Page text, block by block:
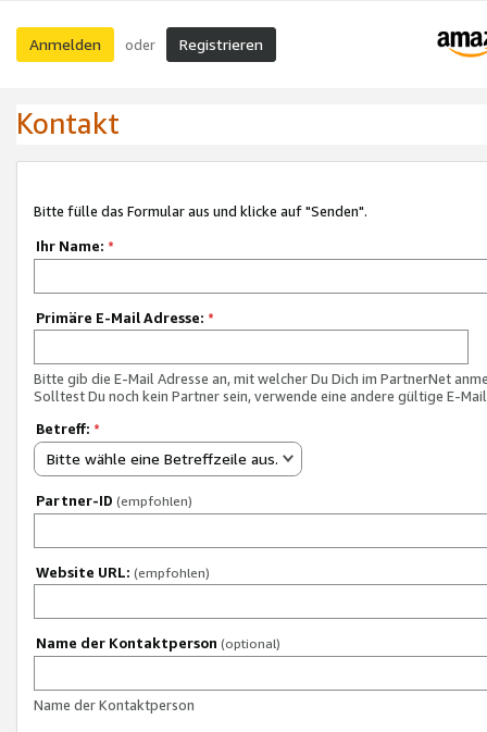
Anmelden oder Registrieren
Kontakt
Bitte fülle das Formular aus und klicke auf "Senden".
Ihr Name: *
Primäre E-Mail Adresse: *
Bitte gib die E-Mail Adresse an, mit welcher Du Dich im PartnerNet
Solltest Du noch kein Partner sein, verwende eine andere gültige E-
Betreff: *
Bitte wähle eine Betreffzeile aus.
Partner-ID (empfohlen)
Website URL: (empfohlen)
Name der Kontaktperson (optional)
Name der Kontaktperson